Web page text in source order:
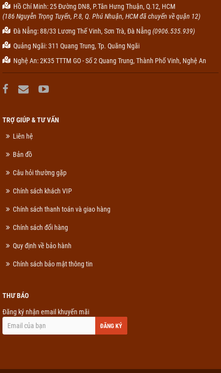
Hồ Chí Minh: 25 Đường DN8, P.Tân Hưng Thuận, Q.12, HCM
(186 Nguyễn Trọng Tuyển, P.8, Q. Phú Nhuận, HCM đã chuyển về quận 12)
Đà Nẵng: 88/33 Lương Thế Vinh, Sơn Trà, Đà Nẵng (0906.535.939)
Quảng Ngãi: 311 Quang Trung, Tp. Quãng Ngãi
Nghệ An: 2K35 TTTM GO - Số 2 Quang Trung, Thành Phố Vinh, Nghệ An
TRỢ GIÚP & TƯ VẤN
Liên hệ
Bản đồ
Câu hỏi thường gặp
Chính sách khách VIP
Chính sách thanh toán và giao hàng
Chính sách đổi hàng
Quy định về bảo hành
Chính sách bảo mật thông tin
THƯ BÁO
Đăng ký nhận email khuyến mãi
ĐĂNG KÝ